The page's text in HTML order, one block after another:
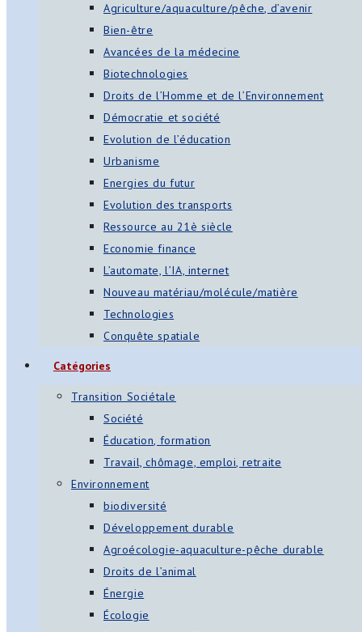
Agriculture/aquaculture/pêche, d’avenir
Bien-être
Avancées de la médecine
Biotechnologies
Droits de l’Homme et de l’Environnement
Démocratie et société
Evolution de l’éducation
Urbanisme
Energies du futur
Evolution des transports
Ressource au 21è siècle
Economie finance
L’automate, l’IA, internet
Nouveau matériau/molécule/matière
Technologies
Conquête spatiale
Catégories
Transition Sociétale
Société
Éducation, formation
Travail, chômage, emploi, retraite
Environnement
biodiversité
Développement durable
Agroécologie-aquaculture-pêche durable
Droits de l’animal
Énergie
Écologie